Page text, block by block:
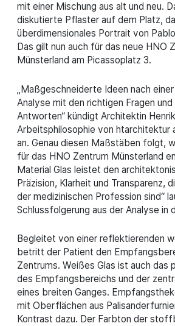
mit einer Mischung aus alt und neu.
diskutierte Pflaster auf dem Platz,
überdimensionales Portrait von
Das gilt nun auch für das neue HNO
Münsterland am Picassoplatz 3.
„Maßgeschneiderte Ideen nach
Analyse mit den richtigen Fragen und
Antworten“ kündigt Architektin
Arbeitsphilosophie von htarchitektur
an. Genau diesen Maßstäben folgt,
für das HNO Zentrum Münsterland
Material Glas leistet den
Präzision, Klarheit und Transparenz,
der medizinischen Profession sind“
Schlussfolgerung aus der Analyse in
Begleitet von einer reflektierenden
betritt der Patient den
Zentrums. Weißes Glas ist auch das
des Empfangsbereichs und der
eines breiten Ganges.
mit Oberflächen aus
Kontrast dazu. Der Farbton der